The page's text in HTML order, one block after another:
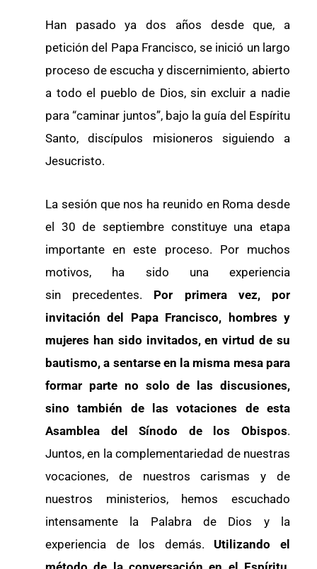
Han pasado ya dos años desde que, a
petición del Papa Francisco, se inició un largo
proceso de escucha y discernimiento, abierto
a todo el pueblo de Dios, sin excluir a nadie
para “caminar juntos”, bajo la guía del Espíritu
Santo, discípulos misioneros siguiendo a
Jesucristo.
La sesión que nos ha reunido en Roma desde
el 30 de septiembre constituye una etapa
importante en este proceso. Por muchos
motivos, ha sido una experiencia
sin precedentes. Por primera vez, por
invitación del Papa Francisco, hombres y
mujeres han sido invitados, en virtud de su
bautismo, a sentarse en la misma mesa para
formar parte no solo de las discusiones,
sino también de las votaciones de esta
Asamblea del Sínodo de los Obispos.
Juntos, en la complementariedad de nuestras
vocaciones, de nuestros carismas y de
nuestros ministerios, hemos escuchado
intensamente la Palabra de Dios y la
experiencia de los demás. Utilizando el